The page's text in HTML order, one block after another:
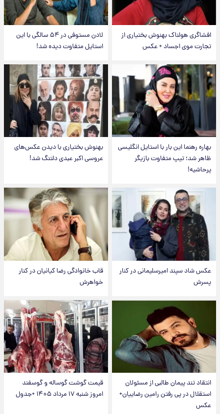
افشاگری هولناک بهنوش بختیاری از
تجارت موی اجساد + عکس
لادن مستوفی در ۵۴ سالگی با این
استایل متفاوت دیده شد!
بهاره رهنما این بار با استایل انگلیسی
ظاهر شد؛ تیپ متفاوت بازیگر
پرحاشیه!
بهنوش بختیاری با دیدن عکس‌های
عروسی اکبر عبدی دلتنگ شد!
عکس شاد سپند امیرسلیمانی در کنار
پسرش
قاب خانوادگی رضا کیانیان در کنار
خواهرش
انتقاد تند پیمان طالبی از مسئولان
استقلال در پی رفتن رامین رضاییان+
عکس
قیمت گوشت گوساله و گوسفند
امروز شنبه ۱۷ مرداد ۱۴۰۵ +جدول